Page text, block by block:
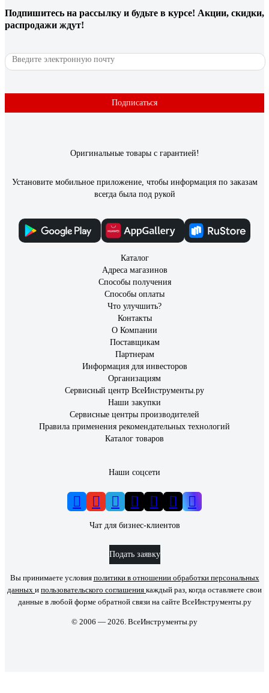
Подпишитесь на рассылку и будьте в курсе! Акции, скидки,
распродажи ждут!
Подписаться
Оригинальные товары с гарантией!
Установите мобильное приложение, чтобы информация по заказам
всегда была под рукой
Каталог
Адреса магазинов
Способы получения
Способы оплаты
Что улучшить?
Контакты
О Компании
Поставщикам
Партнерам
Информация для инвесторов
Организациям
Сервисный центр ВсеИнструменты.ру
Наши закупки
Сервисные центры производителей
Правила применения рекомендательных технологий
Каталог товаров
Наши соцсети
Чат для бизнес-клиентов
Подать заявку
Вы принимаете условия политики в отношении обработки персональных
данных и пользовательского соглашения каждый раз, когда оставляете свои
данные в любой форме обратной связи на сайте ВсеИнструменты.ру
© 2006 — 2026. ВсеИнструменты.ру